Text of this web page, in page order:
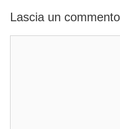
Lascia un commento